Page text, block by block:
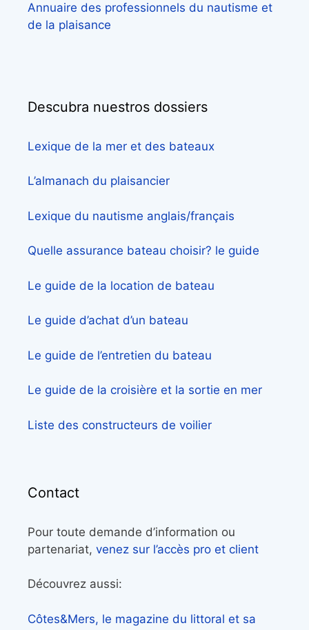
Annuaire des professionnels du nautisme et
de la plaisance
Descubra nuestros dossiers
Lexique de la mer et des bateaux
L’almanach du plaisancier
Lexique du nautisme anglais/français
Quelle assurance bateau choisir? le guide
Le guide de la location de bateau
Le guide d’achat d’un bateau
Le guide de l’entretien du bateau
Le guide de la croisière et la sortie en mer
Liste des constructeurs de voilier
Contact
Pour toute demande d’information ou
partenariat, venez sur l’accès pro et client
Découvrez aussi:
Côtes&Mers, le magazine du littoral et sa